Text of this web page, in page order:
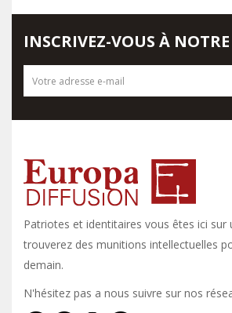
Patriotes et identitaires vous êtes ici sur
trouverez des munitions intellectuelles
demain.
N'hésitez pas a nous suivre sur nos